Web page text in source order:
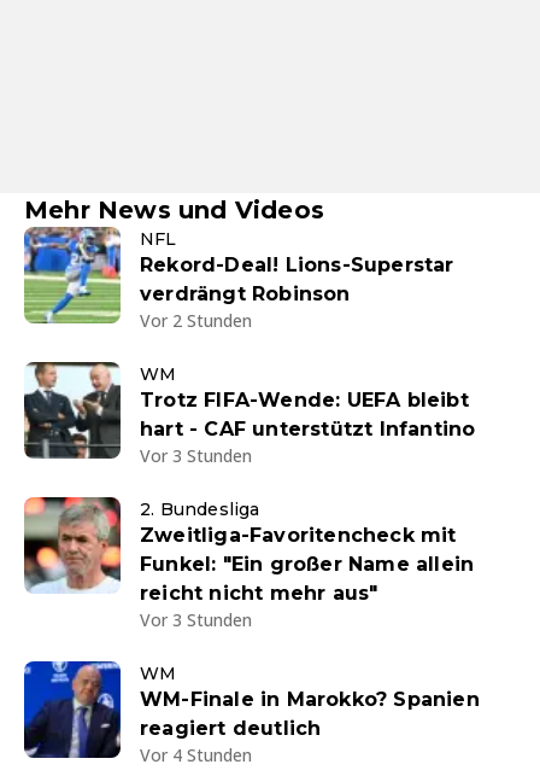
Mehr News und Videos
NFL
Rekord-Deal! Lions-Superstar
verdrängt Robinson
Vor 2 Stunden
WM
Trotz FIFA-Wende: UEFA bleibt
hart - CAF unterstützt Infantino
Vor 3 Stunden
2. Bundesliga
Zweitliga-Favoritencheck mit
Funkel: "Ein großer Name allein
reicht nicht mehr aus"
Vor 3 Stunden
WM
WM-Finale in Marokko? Spanien
reagiert deutlich
Vor 4 Stunden